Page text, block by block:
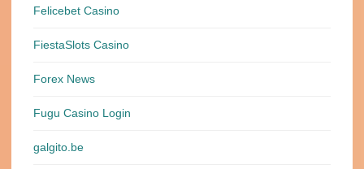
Felicebet Casino
FiestaSlots Casino
Forex News
Fugu Casino Login
galgito.be